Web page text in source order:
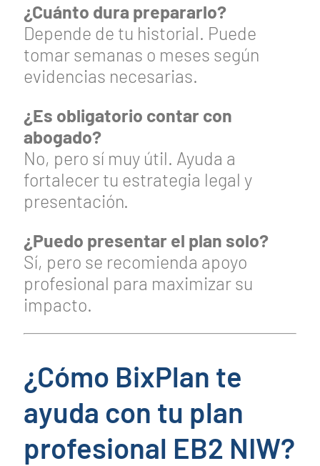
¿Cuánto dura prepararlo?
Depende de tu historial. Puede
tomar semanas o meses según
evidencias necesarias.
¿Es obligatorio contar con
abogado?
No, pero sí muy útil. Ayuda a
fortalecer tu estrategia legal y
presentación.
¿Puedo presentar el plan solo?
Sí, pero se recomienda apoyo
profesional para maximizar su
impacto.
¿Cómo BixPlan te
ayuda con tu plan
profesional EB2 NIW?